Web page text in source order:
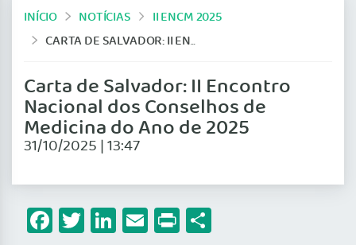
INÍCIO NOTÍCIAS
II ENCM 2025
CARTA DE SALVADOR: II ENCONTRO NACIONAL DOS CONSELHOS DE MEDICINA DO ANO DE 2025
Carta de Salvador: II Encontro
Nacional dos Conselhos de
Medicina do Ano de 2025
31/10/2025 | 13:47
Facebook
Twitter
LinkedIn
Email
Print